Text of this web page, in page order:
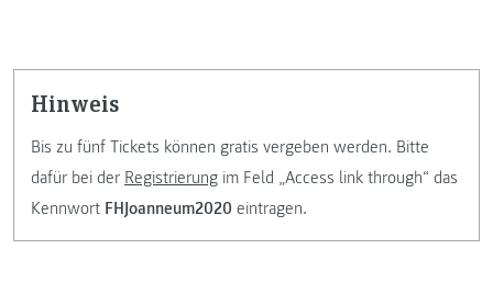
Hinweis
Bis zu fünf Tickets können gratis vergeben werden. Bitte
dafür bei der Registrierung im Feld „Access link through“ das
Kennwort FHJoanneum2020 eintragen.